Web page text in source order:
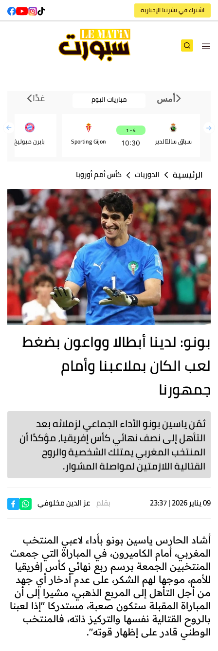
اشترك في نشرتنا الإخبارية
أمس مباريات اليوم غدًا
سباق سانتاندير
4 - 1
10:30
Sporting Gijon بايرن ميونيخ
الرئيسية الدوريات كأس أمم أوروبا
بونو: لدينا أبطالا وواعون بضغط
لعب الكان بملاعبنا وأمام
جمهورنا
ثمّن ياسين بونو الأداء الجماعي لزملائه بعد
التأهل إلى نصف نهائي كأس إفريقيا، مؤكدًا أن
المنتخب المغربي يمتلك الشخصية والروح
القتالية اللازمتين لمواصلة المشوار.
09 يناير 2026 | 23:37 بقلم عز الدين مخلوفي
أشاد الحارس ياسين بونو بأداء لاعبي المنتخب
المغربي، أمام الكاميرون، في المباراة التي جمعت
المنتخبين الجمعة برسم ربع نهائي كأس إفريقيا
للأمم، موجها لهم الشكر، على عدم أدخار أي جهد
من أجل التأهل إلى المربع الذهبي، مشيرا إلى أن
المباراة المقبلة ستكون صعبة، مستدركا "إذا لعبنا
بالروح القتالية نفسها والتركيز ذاته، فالمنتخب
الوطني قادر على إظهار قوته".